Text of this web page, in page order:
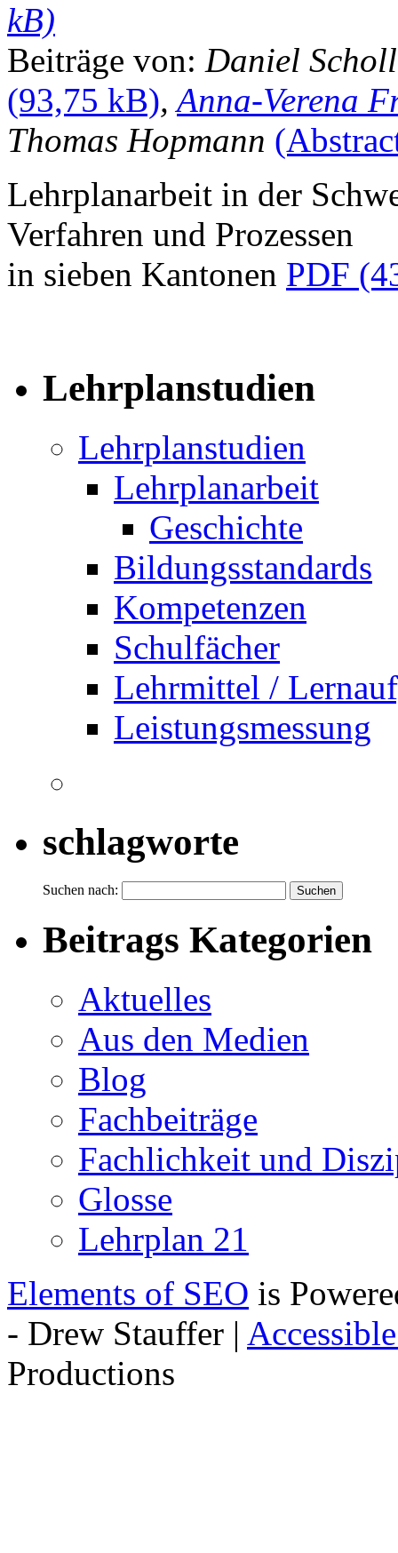
Beiträge von: Daniel
,Anna-Verena
Thomas Hopmann
Lehrplanarbeit in der
Verfahren und Prozessen
in sieben Kantonen PDF
Lehrplanstudien
Lehrplanstudien
Lehrplanarbeit
Geschichte
Bildungsstandards
Kompetenzen
Schulfächer
Lehrmittel /
Leistungsmessung
schlagworte
Suchen nach:
Beitrags Kategorien
Aktuelles
Aus den Medien
Blog
Fachbeiträge
Fachlichkeit und
Glosse
Lehrplan 21
Elements of SEO is
- Drew Stauffer |
Productions